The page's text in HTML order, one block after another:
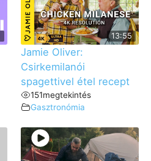
13:55
Jamie Oliver:
Csirkemilanói
spagettivel étel recept
151megtekintés
Gasztronómia